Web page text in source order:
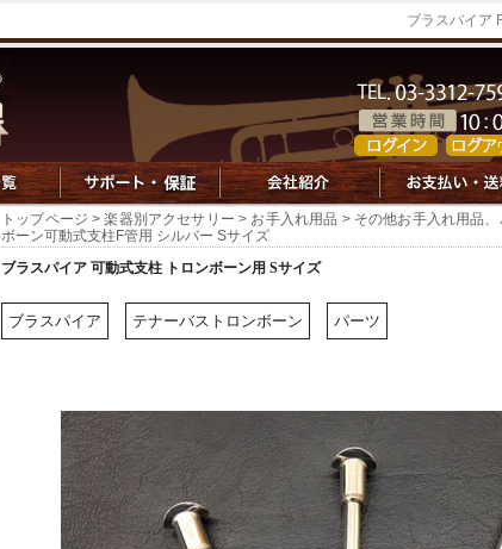
ブラスパイア
トップページ >楽器別アクセサリー > お手入れ用品 > その他お手入れ用品
ボーン可動式支柱F管用 シルバー Sサイズ
ブラスパイア 可動式支柱 トロンボーン用 Sサイズ
ブラスパイア テナーバストロンボーン パーツ